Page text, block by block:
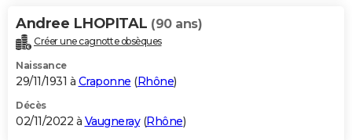
Andree LHOPITAL (90 ans)
Créer une cagnotte obsèques
Naissance
29/11/1931 à Craponne (Rhône)
Décès
02/11/2022 à Vaugneray(Rhône)